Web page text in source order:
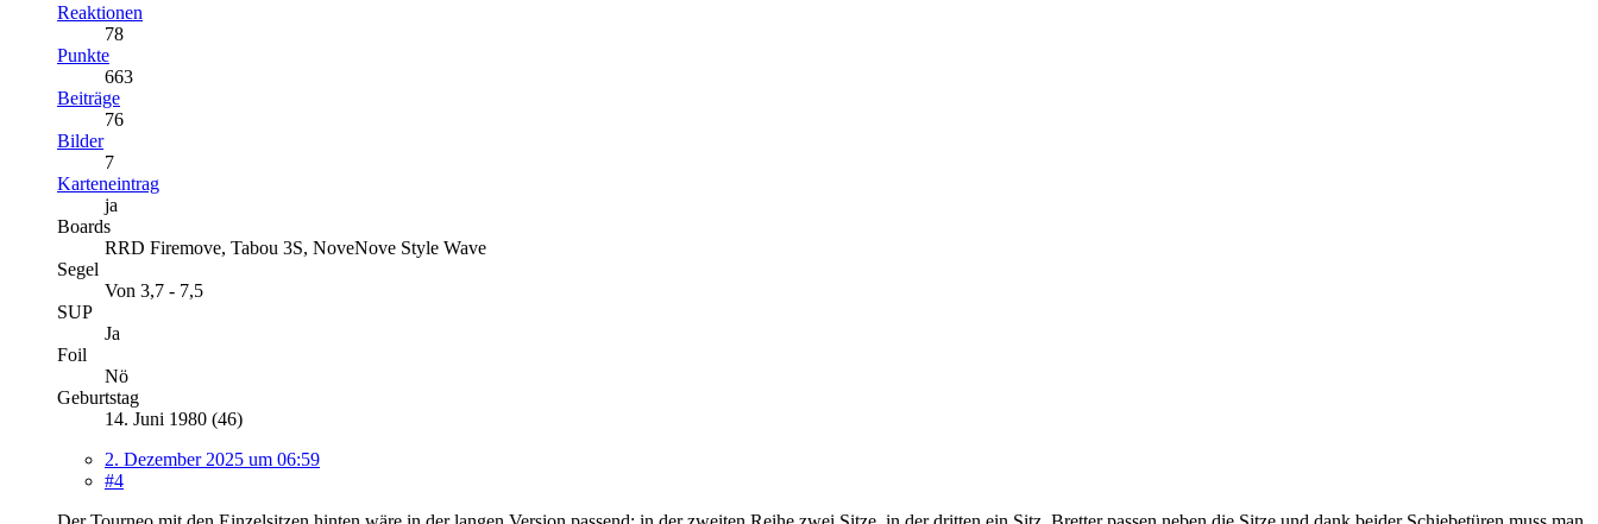
Reaktionen
78
Punkte
663
Beiträge
76
Bilder
7
Karteneintrag
ja
Boards
RRD Firemove, Tabou 3S, NoveNove Style Wave
Segel
Von 3,7 - 7,5
SUP
Ja
Foil
Nö
Geburtstag
14. Juni 1980 (46)
2. Dezember 2025 um 06:59
#4